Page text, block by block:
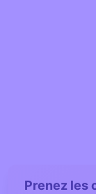
Prenez les